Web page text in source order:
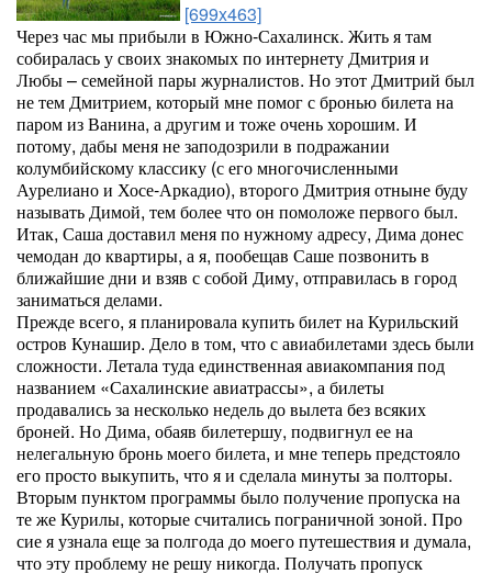
[699x463]
Через час мы прибыли в Южно-Сахалинск. Жить я там
собиралась у своих знакомых по интернету Дмитрия и
Любы – семейной пары журналистов. Но этот Дмитрий был
не тем Дмитрием, который мне помог с бронью билета на
паром из Ванина, а другим и тоже очень хорошим. И
потому, дабы меня не заподозрили в подражании
колумбийскому классику (с его многочисленными
Аурелиано и Хосе-Аркадио), второго Дмитрия отныне буду
называть Димой, тем более что он помоложе первого был.
Итак, Саша доставил меня по нужному адресу, Дима донес
чемодан до квартиры, а я, пообещав Саше позвонить в
ближайшие дни и взяв с собой Диму, отправилась в город
заниматься делами.
Прежде всего, я планировала купить билет на Курильский
остров Кунашир. Дело в том, что с авиабилетами здесь были
сложности. Летала туда единственная авиакомпания под
названием «Сахалинские авиатрассы», а билеты
продавались за несколько недель до вылета без всяких
броней. Но Дима, обаяв билетершу, подвигнул ее на
нелегальную бронь моего билета, и мне теперь предстояло
его просто выкупить, что я и сделала минуты за полторы.
Вторым пунктом программы было получение пропуска на
те же Курилы, которые считались пограничной зоной. Про
сие я узнала еще за полгода до моего путешествия и думала,
что эту проблему не решу никогда. Получать пропуск